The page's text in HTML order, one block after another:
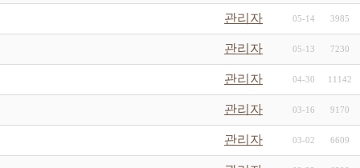
관리자 05-14 3985
관리자 05-13 7230
관리자 04-30 11142
관리자 03-16 9170
관리자 03-02 6609